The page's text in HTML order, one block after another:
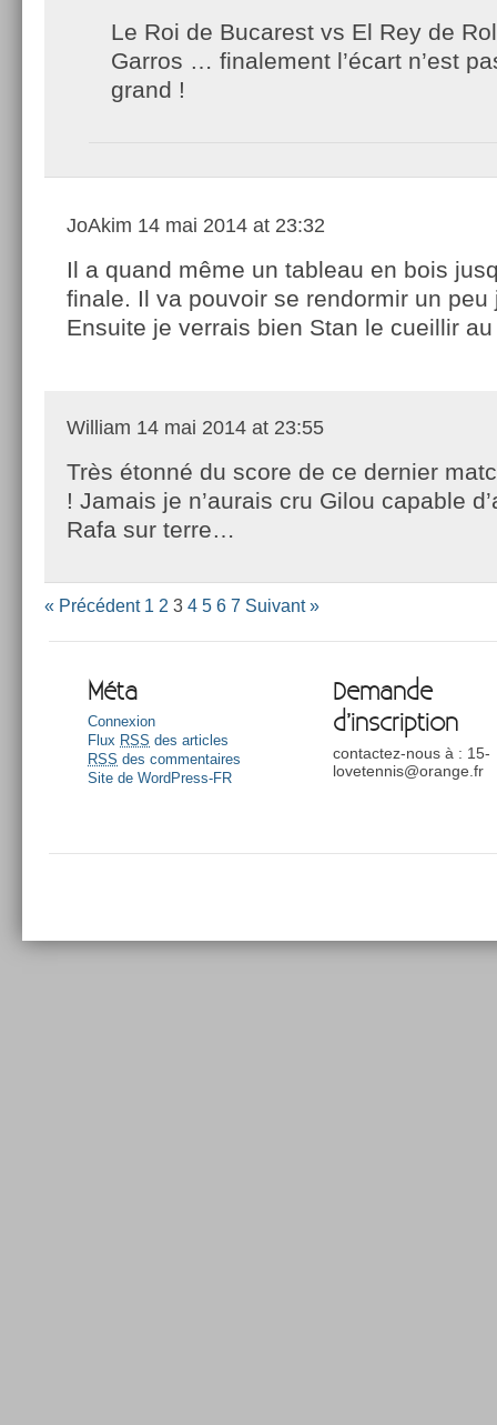
Le Roi de Bucarest vs El Rey de
Garros … finalement l’écart n’est
grand !
JoAkim 14 mai 2014 at 23:32
Il a quand même un tableau en bois
finale. Il va pouvoir se rendormir un peu
Ensuite je verrais bien Stan le cueillir
William 14 mai 2014 at 23:55
Très étonné du score de ce dernier
! Jamais je n’aurais cru Gilou capable
Rafa sur terre…
« Précédent 1 2 3 4 5 6 7 Suivant »
Méta
Connexion
Flux RSS des articles
RSS des commentaires
Site de WordPress-FR
Demande
d’inscription
contactez-nous à : 15-
lovetennis@orange.fr